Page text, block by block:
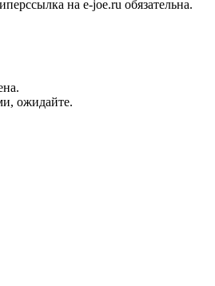
на e-joe.ru обязательна.
ожидайте.